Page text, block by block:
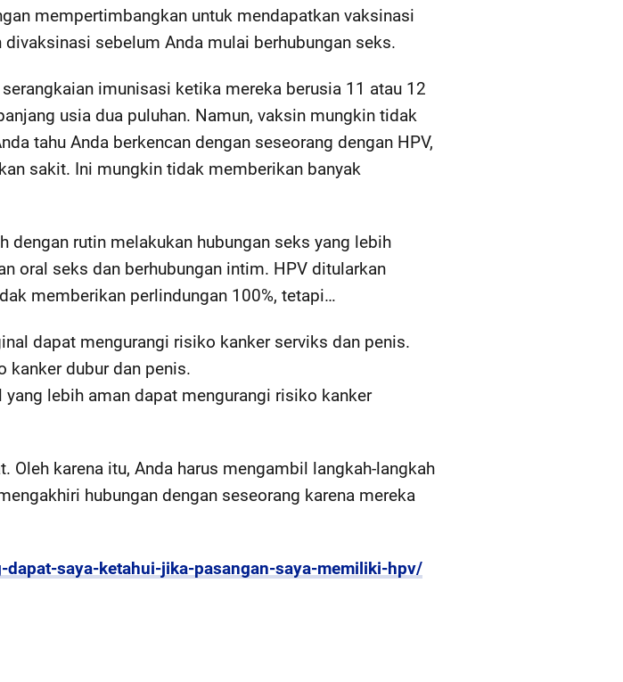
mempertimbangkan untuk mendapatkan vaksinasi
sebelum Anda mulai berhubungan seks.
imunisasi ketika mereka berusia 11 atau 12
usia dua puluhan. Namun, vaksin mungkin tidak
tahu Anda berkencan dengan seseorang dengan HPV,
sakit. Ini mungkin tidak memberikan banyak
rutin melakukan hubungan seks yang lebih
oral seks dan berhubungan intim. HPV ditularkan
memberikan perlindungan 100%, tetapi…
dapat mengurangi risiko kanker serviks dan penis.
kanker dubur dan penis.
lebih aman dapat mengurangi risiko kanker
karena itu, Anda harus mengambil langkah-langkah
hubungan dengan seseorang karena mereka
saya-ketahui-jika-pasangan-saya-memiliki-hpv/